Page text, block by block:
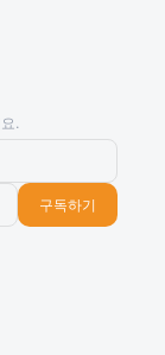
.
구독하기